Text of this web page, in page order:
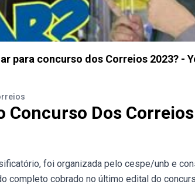
para concurso dos Correios 2023? -
Concurso Dos Correios
foi organizada pelo cespe/unb e
completo cobrado no último edital do